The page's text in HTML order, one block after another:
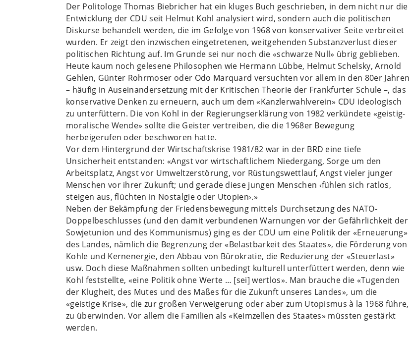
Der Politologe Thomas Biebricher hat ein kluges Buch geschrieben, in dem nicht nur die
Entwicklung der CDU seit Helmut Kohl analysiert wird, sondern auch die politischen
Diskurse behandelt werden, die im Gefolge von 1968 von konservativer Seite verbreitet
wurden. Er zeigt den inzwischen eingetretenen, weitgehenden Substanzverlust dieser
politischen Richtung auf. Im Grunde sei nur noch die «schwarze Null» übrig geblieben.
Heute kaum noch gelesene Philosophen wie Hermann Lübbe, Helmut Schelsky, Arnold
Gehlen, Günter Rohrmoser oder Odo Marquard versuchten vor allem in den 80er Jahren
– häufig in Auseinandersetzung mit der Kritischen Theorie der Frankfurter Schule –, das
konservative Denken zu erneuern, auch um dem «Kanzlerwahlverein» CDU ideologisch
zu unterfüttern. Die von Kohl in der Regierungserklärung von 1982 verkündete «geistig-
moralische Wende» sollte die Geister vertreiben, die die 1968er Bewegung
herbeigerufen oder beschworen hatte.
Vor dem Hintergrund der Wirtschaftskrise 1981/82 war in der BRD eine tiefe
Unsicherheit entstanden: «Angst vor wirtschaftlichem Niedergang, Sorge um den
Arbeitsplatz, Angst vor Umweltzerstörung, vor Rüstungswettlauf, Angst vieler junger
Menschen vor ihrer Zukunft; und gerade diese jungen Menschen ‹fühlen sich ratlos,
steigen aus, flüchten in Nostalgie oder Utopien›.»
Neben der Bekämpfung der Friedensbewegung mittels Durchsetzung des NATO-
Doppelbeschlusses (und den damit verbundenen Warnungen vor der Gefährlichkeit der
Sowjetunion und des Kommunismus) ging es der CDU um eine Politik der «Erneuerung»
des Landes, nämlich die Begrenzung der «Belastbarkeit des Staates», die Förderung von
Kohle und Kernenergie, den Abbau von Bürokratie, die Reduzierung der «Steuerlast»
usw. Doch diese Maßnahmen sollten unbedingt kulturell unterfüttert werden, denn wie
Kohl feststellte, «eine Politik ohne Werte … [sei] wertlos». Man brauche die «Tugenden
der Klugheit, des Mutes und des Maßes für die Zukunft unseres Landes», um die
«geistige Krise», die zur großen Verweigerung oder aber zum Utopismus à la 1968 führe,
zu überwinden. Vor allem die Familien als «Keimzellen des Staates» müssten gestärkt
werden.